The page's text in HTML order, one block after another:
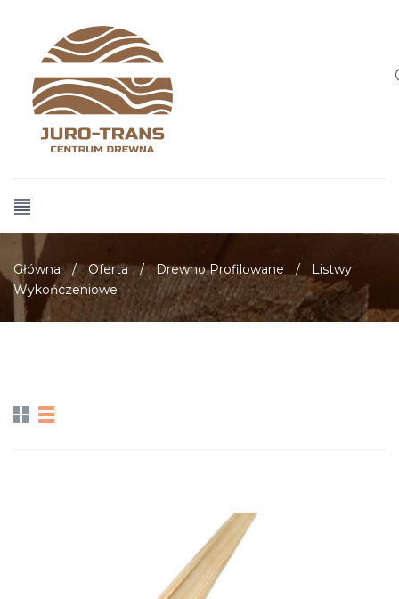
Główna / Oferta / Drewno Profilowane /
Listwy
Wykończeniowe